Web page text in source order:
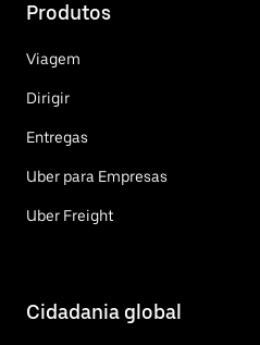
Produtos
Viagem
Dirigir
Entregas
Uber para Empresas
Uber Freight
Cidadania global